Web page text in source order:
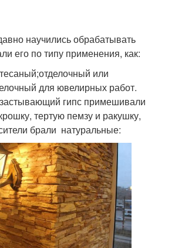
научились обрабатывать
его по типу применения, как:
или
для ювелирных работ.
гипс примешивали
тертую пемзу и ракушку,
брали натуральные: